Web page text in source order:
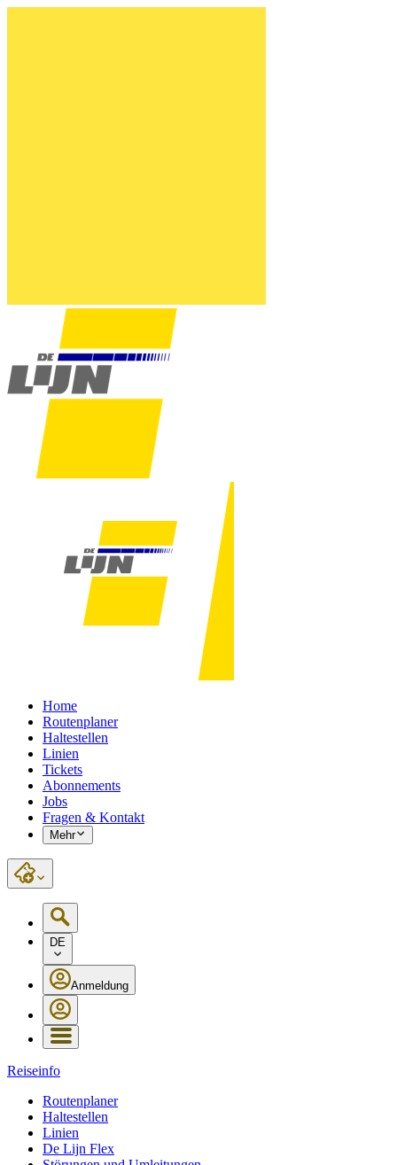
Home
Routenplaner
Haltestellen
Linien
Tickets
Abonnements
Jobs
Fragen & Kontakt
Mehr
DE
Anmeldung
Reiseinfo
Routenplaner
Haltestellen
Linien
De Lijn Flex